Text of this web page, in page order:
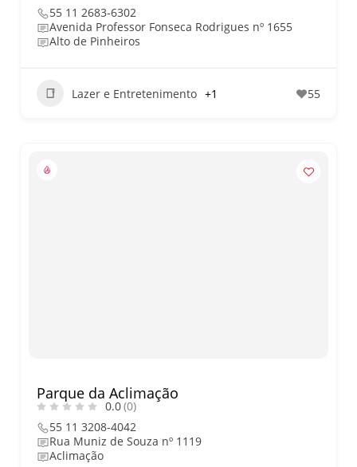
55 11 2683-6302
Avenida Professor Fonseca Rodrigues nº 1655
Alto de Pinheiros
Lazer e Entretenimento +1 55
Parque da Aclimação
0.0(0)
55 11 3208-4042
Rua Muniz de Souza nº 1119
Aclimação